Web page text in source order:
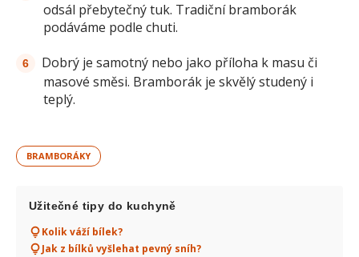
odsál přebytečný tuk. Tradiční bramborák
podáváme podle chuti.
Dobrý je samotný nebo jako příloha k masu či
masové směsi. Bramborák je skvělý studený i
teplý.
BRAMBORÁKY
Užitečné tipy do kuchyně
Kolik váží bílek?
Jak z bílků vyšlehat pevný sníh?